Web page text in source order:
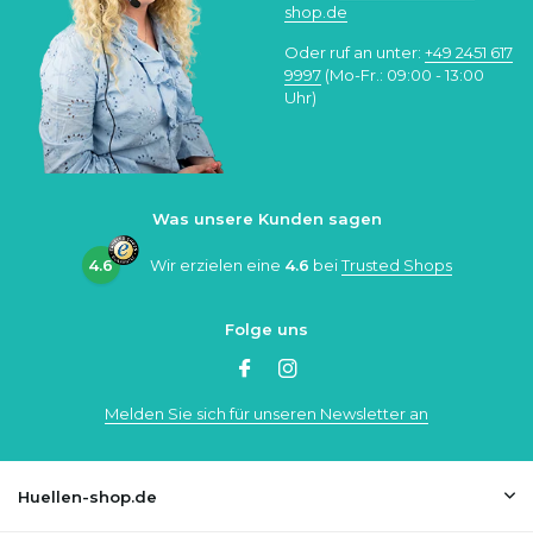
shop.de
Oder ruf an unter: +49 2451 617
9997 (Mo-Fr.: 09:00 - 13:00
Uhr)
Was unsere Kunden sagen
4.6 Wir erzielen eine 4.6 beiTrusted Shops
Folge uns
Melden Sie sich für unseren Newsletter an
Huellen-shop.de